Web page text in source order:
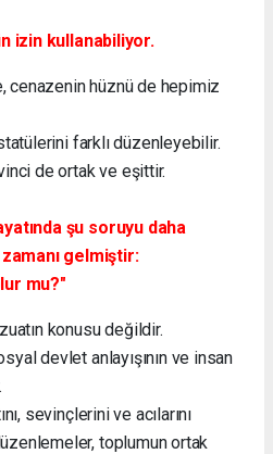
izin kullanabiliyor.
cenazenin hüznü de hepimiz
statülerini farklı düzenleyebilir.
de ortak ve eşittir.
şu soruyu daha
gelmiştir:
mu?"
konusu değildir.
devlet anlayışının ve insan
sevinçlerini ve acılarını
toplumun ortak